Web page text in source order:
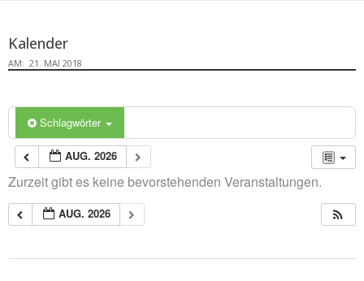
Kalender
AM: 21. MAI 2018
Schlagwörter
AUG. 2026
Zurzeit gibt es keine bevorstehenden Veranstaltungen.
AUG. 2026